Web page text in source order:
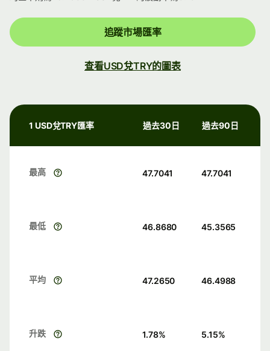
追蹤市場匯率
查看USD兌TRY的圖表
1 USD兌TRY匯率 過去30日 過去90日
最高 47.7041 47.7041
最低 46.8680 45.3565
平均 47.2650 46.4988
升跌 1.78% 5.15%